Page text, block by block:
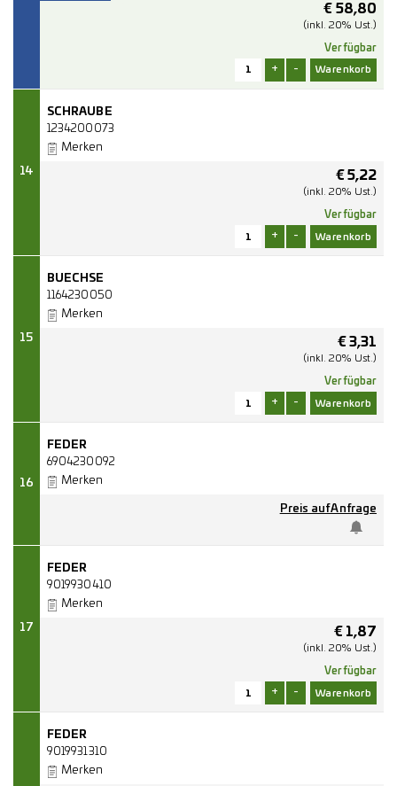
€ 58,80
(inkl. 20% Ust.)
Verfügbar
+ -
14
SCHRAUBE
1234200073
Merken
€ 5,22
(inkl. 20% Ust.)
Verfügbar
+ -
15
BUECHSE
1164230050
Merken
€ 3,31
(inkl. 20% Ust.)
Verfügbar
+ -
16
FEDER
6904230092
Merken
Preis auf Anfrage
17
FEDER
9019930410
Merken
€ 1,87
(inkl. 20% Ust.)
Verfügbar
+ -
FEDER
9019931310
Merken